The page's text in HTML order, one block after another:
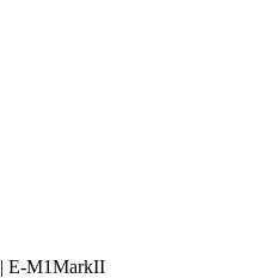
E-M1MarkII